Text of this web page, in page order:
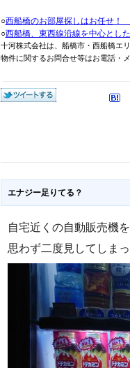
○西船橋のお部屋探しはお任せ！
○西船橋、東西線沿線を中心とし
十河株式会社は、船橋市・西船橋エ
物件に関するお問合せ等はお電話・
エナジー足りてる？
自宅近くの自動販売機
思わず二度見してしま